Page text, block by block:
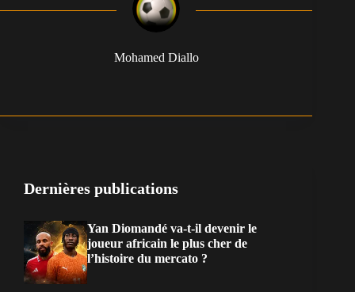
Mohamed Diallo
Dernières publications
Yan Diomandé va-t-il devenir le
joueur africain le plus cher de
l’histoire du mercato ?